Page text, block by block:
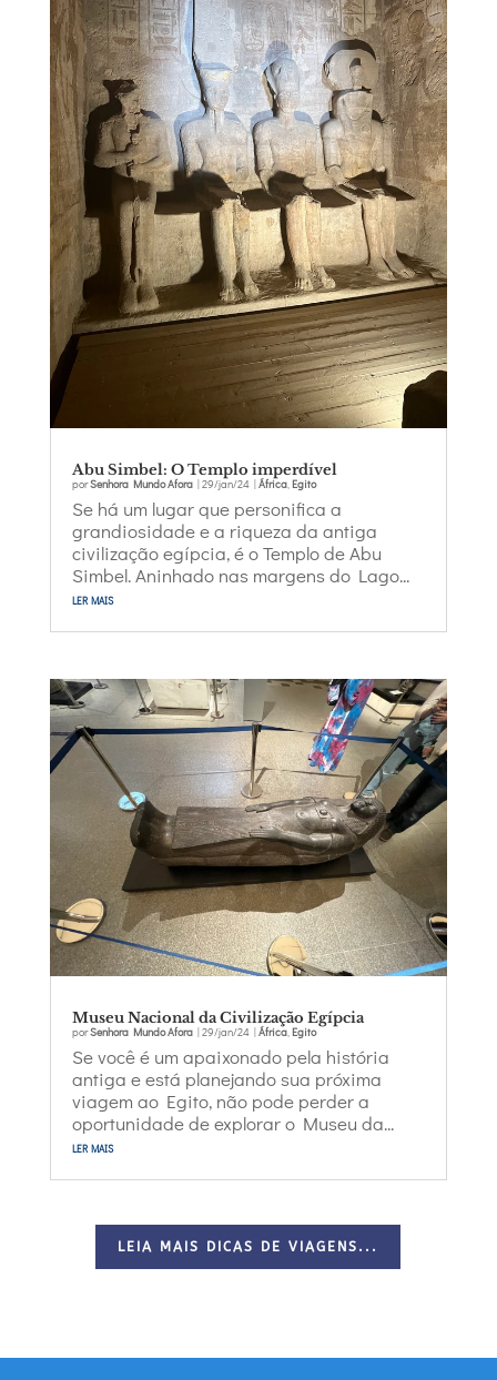
Abu Simbel: O Templo imperdível
porSenhora Mundo Afora| 29/jan/24| África, Egito
Se há um lugar que personifica a
grandiosidade e a riqueza da antiga
civilização egípcia, é o Templo de Abu
Simbel. Aninhado nas margens do Lago...
ler mais
Museu Nacional da Civilização Egípcia
porSenhora Mundo Afora| 29/jan/24| África, Egito
Se você é um apaixonado pela história
antiga e está planejando sua próxima
viagem ao Egito, não pode perder a
oportunidade de explorar o Museu da...
ler mais
LEIA MAIS DICAS DE VIAGENS...